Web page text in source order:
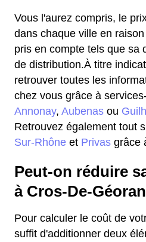
Vous l'aurez compris, le
dans chaque ville en
pris en compte tels que sa
de distribution.À titre
retrouver toutes les
chez vous grâce à
Annonay, Aubenas ou
Retrouvez également tout
Sur-Rhône et Privas grâce
Peut-on réduire
à Cros-De-
Pour calculer le coût de
suffit d'additionner deux